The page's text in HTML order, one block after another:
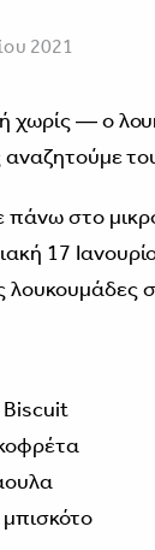
2021
χωρίς ― ο
αναζητούμε
στο
17
λουκουμάδες
Biscuit